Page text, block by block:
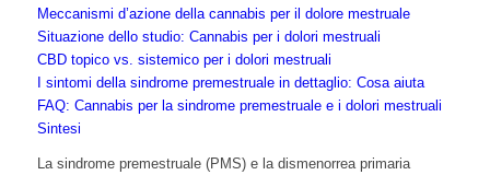
Meccanismi d’azione della cannabis per il dolore mestruale
Situazione dello studio: Cannabis per i dolori mestruali
CBD topico vs. sistemico per i dolori mestruali
I sintomi della sindrome premestruale in dettaglio: Cosa aiuta
FAQ: Cannabis per la sindrome premestruale e i dolori mestruali
Sintesi
La sindrome premestruale (PMS) e la dismenorrea primaria